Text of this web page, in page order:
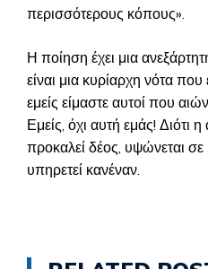
περισσότερους κόπους».
Η ποίηση έχει μια
είναι μια κυρίαρχη νότα
εμείς είμαστε αυτοί που
Εμείς, όχι αυτή εμάς! Διότι
προκαλεί δέος, υψώνεται
υπηρετεί κανέναν.